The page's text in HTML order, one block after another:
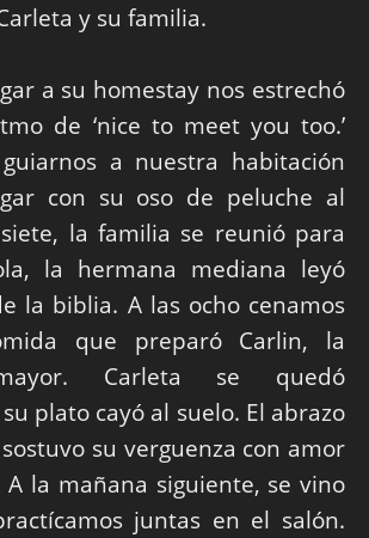
y su familia.
a su homestay nos estrechó
de ‘nice to meet you too.’
a nuestra habitación
con su oso de peluche al
la familia se reunió para
la hermana mediana leyó
la biblia. A las ocho cenamos
que preparó Carlin, la
Carleta se quedó
plato cayó al suelo. El abrazo
su verguenza con amor
A la mañana siguiente, se vino
juntas en el salón.